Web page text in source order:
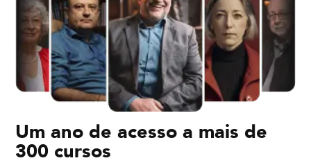
Um ano de acesso a mais de
300 cursos